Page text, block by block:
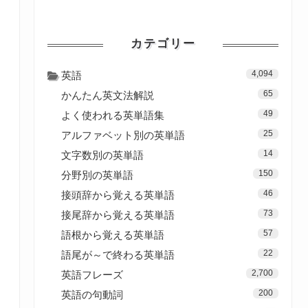
カテゴリー
英語 4,094
かんたん英文法解説 65
よく使われる英単語集 49
アルファベット別の英単語 25
文字数別の英単語 14
分野別の英単語 150
接頭辞から覚える英単語 46
接尾辞から覚える英単語 73
語根から覚える英単語 57
語尾が～で終わる英単語 22
英語フレーズ 2,700
英語の句動詞 200